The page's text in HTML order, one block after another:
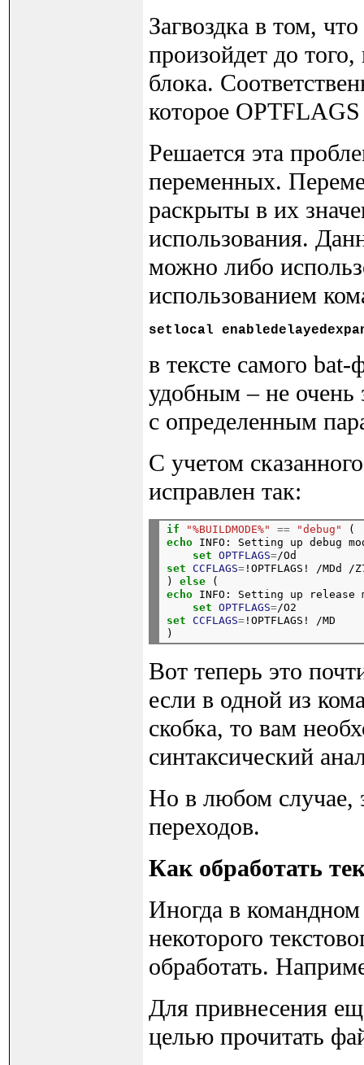
Загвоздка в том,
произойдет до
блока.
которое
Решается эта
переменных.
раскрыты в их
использования.
можно либо
использованием
setlocal
в тексте самого
удобным – не очень
с определенным
С учетом
исправлен так:
if "%BUILDMODE%" == "debug"
(
echo INFO: Setting up debug
set
OPTFLAGS=/Od
set
CCFLAGS= !OPTFLAGS! /MDd /
) else (
echo INFO: Setting up release
set
OPTFLAGS=/O2
set
CCFLAGS= !OPTFLAGS! /MD
Вот теперь это
если в одной из
скобка, то вам
синтаксический
Но в любом случае,
переходов.
Как обработать
Иногда в
некоторого
обработать.
Для привнесения
целью прочитать